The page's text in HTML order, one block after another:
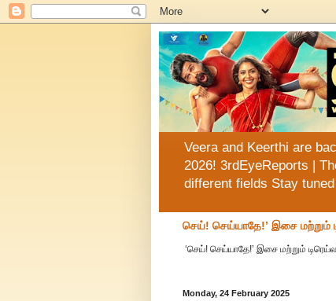
Veera and Keerthi are
2026! 3rdEyeReports |
different fields Stay
செய்! செய்யாதே!’ இசை மற்றும்
‘செய்! செய்யாதே!’ இசை மற்றும்
Monday, 24 February 2025